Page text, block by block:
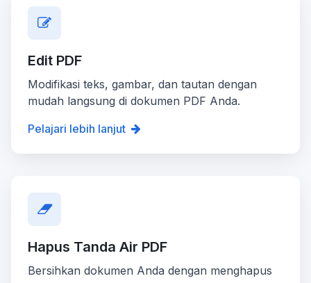
Edit PDF
Modifikasi teks, gambar, dan tautan dengan
mudah langsung di dokumen PDF Anda.
Pelajari lebih lanjut
Hapus Tanda Air PDF
Bersihkan dokumen Anda dengan menghapus